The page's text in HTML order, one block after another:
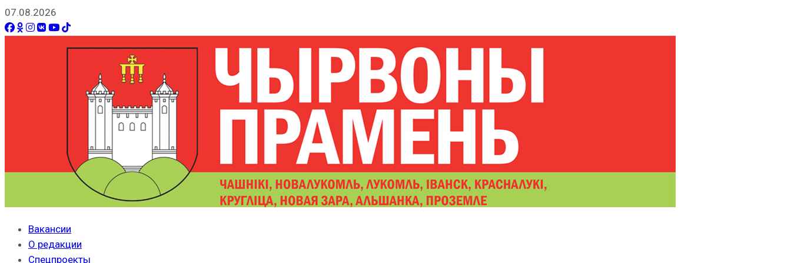
07.08.2026
Вакансии
О редакции
Спецпроекты